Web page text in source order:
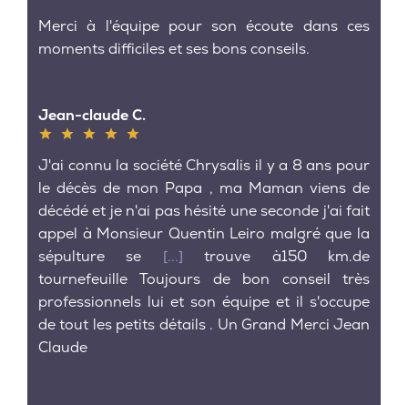
Merci à l'équipe pour son écoute dans ces
moments difficiles et ses bons conseils.
Jean-claude C.
J'ai connu la société Chrysalis il y a 8 ans pour
le décès de mon Papa , ma Maman viens de
décédé et je n'ai pas hésité une seconde j'ai fait
appel à Monsieur Quentin Leiro malgré que la
sépulture se [...]
trouve à150 km.de
tournefeuille Toujours de bon conseil très
professionnels lui et son équipe et il s'occupe
de tout les petits détails . Un Grand Merci Jean
Claude